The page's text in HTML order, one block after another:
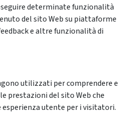
determinate funzionalità
del sito Web su piattaforme
e altre funzionalità di
utilizzati per comprendere e
prestazioni del sito Web che
utente per i visitatori.